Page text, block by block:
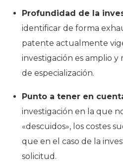
Profundidad de la
identificar de forma
patente actualmente
investigación es amplio
de especialización.
Punto a tener en
investigación en la que
«descuidos», los costes
que en el caso de la
solicitud.